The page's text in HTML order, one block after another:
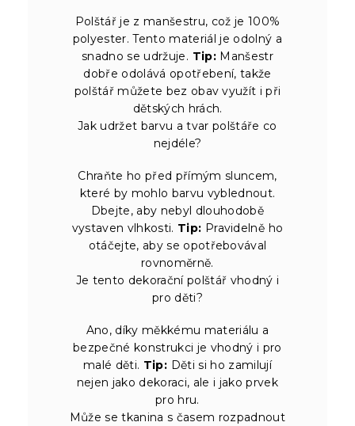
Polštář je z manšestru, což je 100%
polyester. Tento materiál je odolný a
snadno se udržuje. Tip:Manšestr
dobře odolává opotřebení, takže
polštář můžete bez obav využít i při
dětských hrách.
Jak udržet barvu a tvar polštáře co
nejdéle?
Chraňte ho před přímým sluncem,
které by mohlo barvu vyblednout.
Dbejte, aby nebyl dlouhodobě
vystaven vlhkosti. Tip: Pravidelně ho
otáčejte, aby se opotřebovával
rovnoměrně.
Je tento dekorační polštář vhodný i
pro děti?
Ano, díky měkkému materiálu a
bezpečné konstrukci je vhodný i pro
malé děti. Tip: Děti si ho zamilují
nejen jako dekoraci, ale i jako prvek
pro hru.
Může se tkanina s časem rozpadnout